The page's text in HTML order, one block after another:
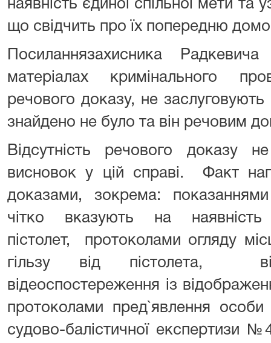
наявність єдиної спільної мети та
що свідчить про їх попередню
Посиланнязахисника
матеріалах кримінального
речового доказу, не заслуговують
знайдено не було та він речовим
Відсутність речового доказу
висновок у цій справі. Факт
доказами, зокрема: показаннями
чітко вказують на
пістолет, протоколами огляду
гільзу від пістолета,
відеоспостереження із
протоколами пред`явлення
судово-балістичної експертизи